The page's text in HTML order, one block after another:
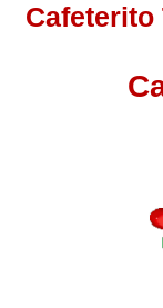
Cafeterito